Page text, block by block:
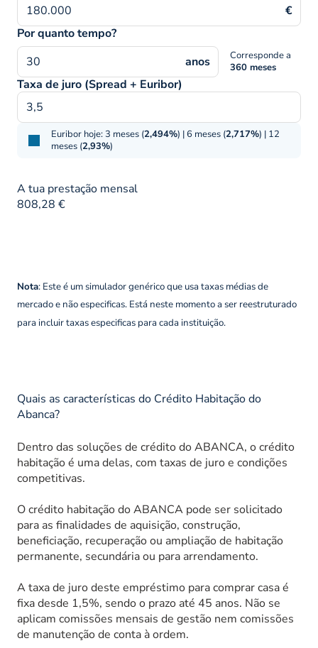
€
Por quanto tempo?
anos
Corresponde a
360 meses
Taxa de juro (Spread + Euribor)
Euribor hoje: 3 meses (2,494%) | 6 meses (2,717%) | 12
meses (2,93%)
A tua prestação mensal
808,28 €
Nota: Este é um simulador genérico que usa taxas médias de
mercado e não especificas. Está neste momento a ser reestruturado
para incluir taxas especificas para cada instituição.
Quais as características do Crédito Habitação do
Abanca?
Dentro das soluções de crédito do ABANCA, o crédito
habitação é uma delas, com taxas de juro e condições
competitivas.
O crédito habitação do ABANCA pode ser solicitado
para as finalidades de aquisição, construção,
beneficiação, recuperação ou ampliação de habitação
permanente, secundária ou para arrendamento.
A taxa de juro deste empréstimo para comprar casa é
fixa desde 1,5%, sendo o prazo até 45 anos. Não se
aplicam comissões mensais de gestão nem comissões
de manutenção de conta à ordem.